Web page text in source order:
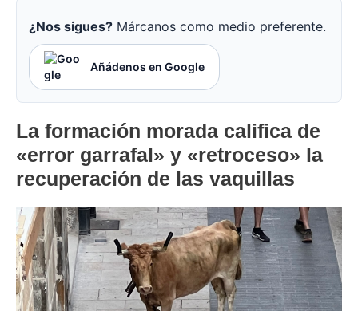
¿Nos sigues? Márcanos como medio preferente.
Añádenos en Google
La formación morada califica de
«error garrafal» y «retroceso» la
recuperación de las vaquillas